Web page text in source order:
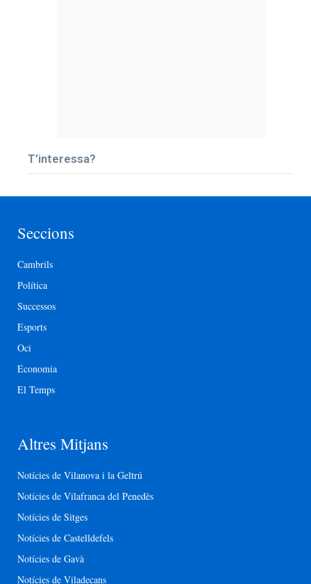
T’interessa?
Seccions
Cambrils
Política
Successos
Esports
Oci
Economia
El Temps
Altres Mitjans
Notícies de Vilanova i la Geltrú
Notícies de Vilafranca del Penedès
Notícies de Sitges
Notícies de Castelldefels
Notícies de Gavà
Notícies de Viladecans